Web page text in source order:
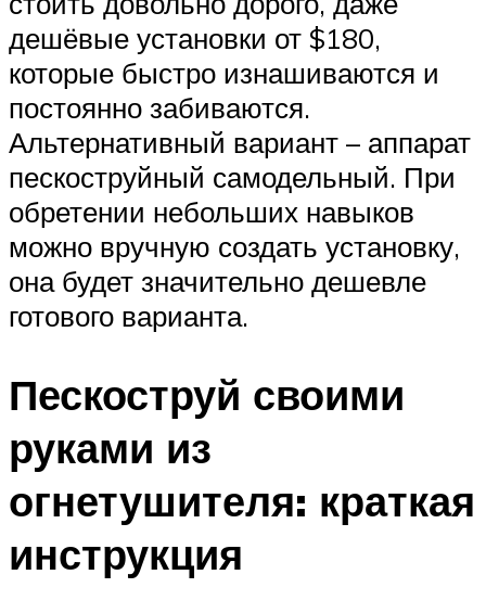
дешёвые установки от $180,
которые быстро изнашиваются и
постоянно забиваются.
Альтернативный вариант – аппарат
пескоструйный самодельный. При
обретении небольших навыков
можно вручную создать установку,
она будет значительно дешевле
готового варианта.
Пескоструй своими
руками из
огнетушителя: краткая
инструкция